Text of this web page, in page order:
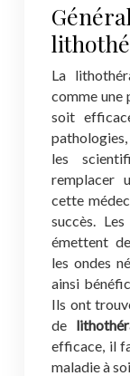
La
comme une
soit
les
remplacer
cette
succès.
émettent
les ondes
ainsi
Ils ont
de
efficace, il
maladie à